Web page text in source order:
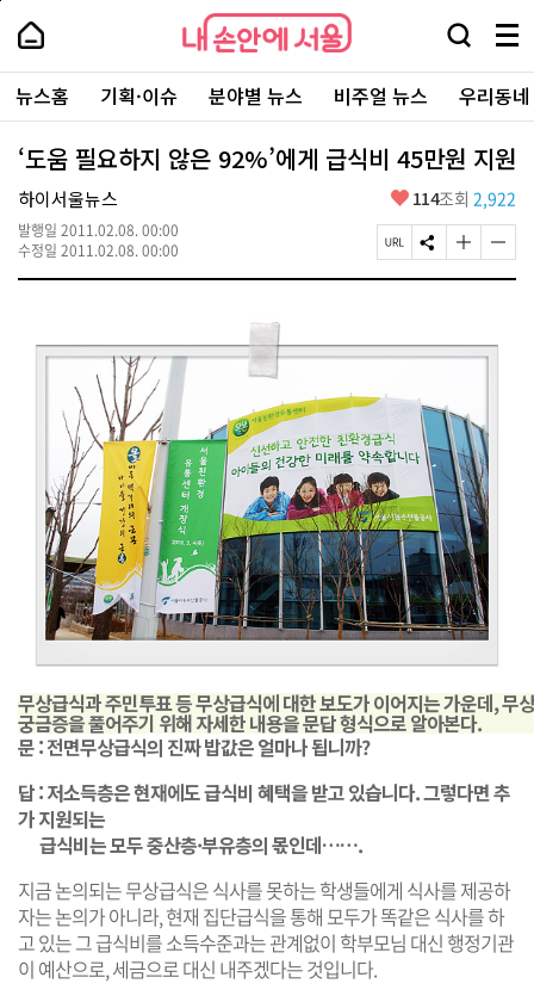
본
로
가
내
손
안
에
서
울
-
서
울
시
대
표
소
내
손
에
울
검
창
열
기
메
뉴
전
체
보
기
주
요
서
뉴스홈 기획·이슈 분야별 뉴스 비주얼 뉴스 우리동
‘도움 필요하지 않은 92%’에게 급식비 45만원 지원
하이서울뉴스
발행일 2011.02.08. 00:00
수정일 2011.02.08. 00:00
좋
요
114조회 2,922
페
이
L
사
S
N
하
글
자
게
하
기
글
자
게
무상급식과 주민투표 등 무상급식에 대한 보도가 이어지는 가운데, 무
궁금증을 풀어주기 위해 자세한 내용을 문답 형식으로 알아본다.
문 : 전면무상급식의 진짜 밥값은 얼마나 됩니까?
답 : 저소득층은 현재에도 급식비 혜택을 받고 있습니다. 그렇다면 추
가 지원되는
급식비는 모두 중산층·부유층의 몫인데…….
지금 논의되는 무상급식은 식사를 못하는 학생들에게 식사를 제공하
자는 논의가 아니라, 현재 집단급식을 통해 모두가 똑같은 식사를 하
고 있는 그 급식비를 소득수준과는 관계없이 학부모님 대신 행정기관
이 예산으로, 세금으로 대신 내주겠다는 것입니다.
페
상
단
로